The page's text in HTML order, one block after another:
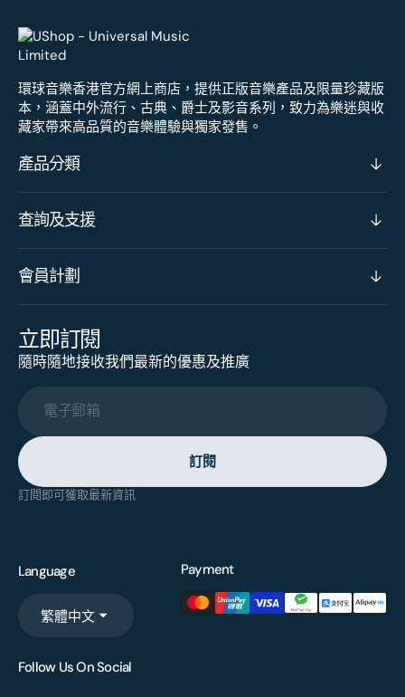
環球音樂香港官方網上商店，提供正版音樂產品及限量珍藏版
本，涵蓋中外流行、古典、爵士及影音系列，致力為樂迷與收
藏家帶來高品質的音樂體驗與獨家發售。
產品分類
查詢及支援
會員計劃
立即訂閱
隨時隨地接收我們最新的優惠及推廣
電子郵箱
訂閱
訂閱即可獲取最新資訊
Language
繁體中文
Payment
Follow Us On Social